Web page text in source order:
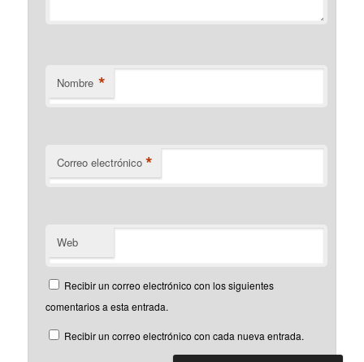
Nombre *
Correo electrónico *
Web
Recibir un correo electrónico con los siguientes
comentarios a esta entrada.
Recibir un correo electrónico con cada nueva entrada.